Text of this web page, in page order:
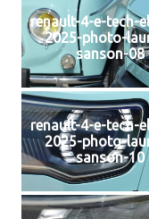
renault-4-e-tech-
2025-photo-
sanson-08
renault-4-e-tech-
2025-photo-
sanson-10